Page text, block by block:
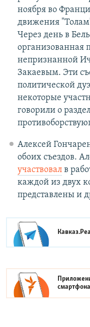
ноября во
движения
Через день в
организованная
непризнанной
Закаевым. Эти
политической
некоторые
говорили о
Алексей
обоих съездов.
участвовалв
каждой из двух
представлены и
смартфона